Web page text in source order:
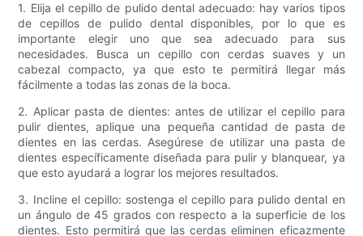
1. Elija el cepillo de pulido dental adecuado: hay varios tipos
de cepillos de pulido dental disponibles, por lo que es
importante elegir uno que sea adecuado para sus
necesidades. Busca un cepillo con cerdas suaves y un
cabezal compacto, ya que esto te permitirá llegar más
fácilmente a todas las zonas de la boca.
2. Aplicar pasta de dientes: antes de utilizar el cepillo para
pulir dientes, aplique una pequeña cantidad de pasta de
dientes en las cerdas. Asegúrese de utilizar una pasta de
dientes específicamente diseñada para pulir y blanquear, ya
que esto ayudará a lograr los mejores resultados.
3. Incline el cepillo: sostenga el cepillo para pulido dental en
un ángulo de 45 grados con respecto a la superficie de los
dientes. Esto permitirá que las cerdas eliminen eficazmente